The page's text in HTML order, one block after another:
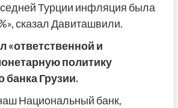
Турции инфляция была
сказал Давиташвили.
«ответственной и
политику
банка Грузии.
Национальный банк,